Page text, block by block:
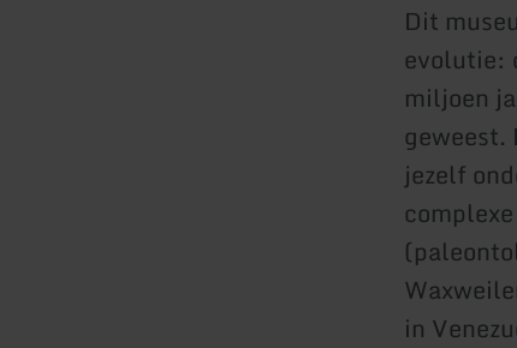
Dit
evolutie:
miljoen
jezelf
in